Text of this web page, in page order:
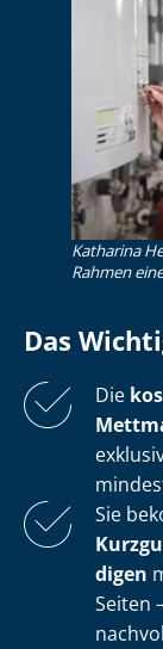
Katharina
Rahmen
Das
Die
Sie
di­gen
Seiten